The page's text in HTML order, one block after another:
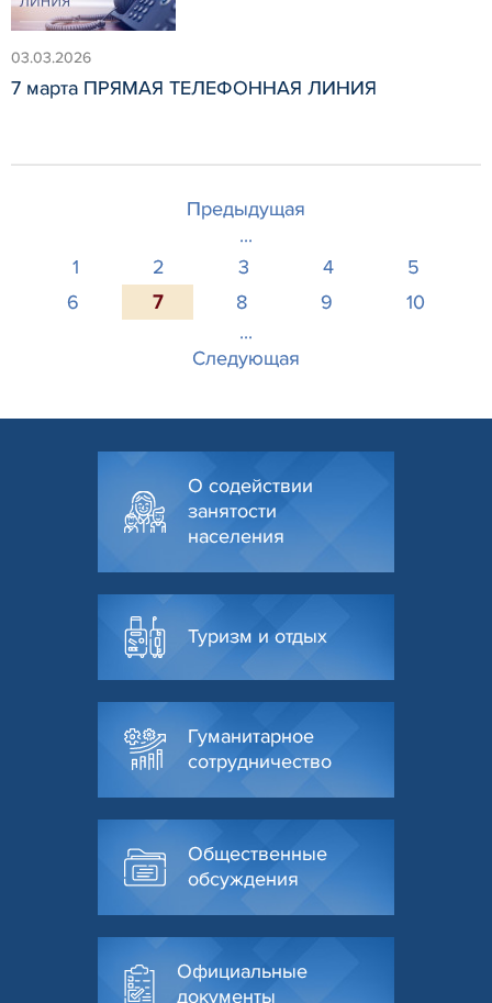
03.03.2026
7 марта ПРЯМАЯ ТЕЛЕФОННАЯ ЛИНИЯ
Предыдущая
...
1
2 3 4
5
6
7 8 9
10
...
Следующая
О содействии
занятости
населения
Туризм и отдых
Гуманитарное
сотрудничество
Общественные
обсуждения
Официальные
документы